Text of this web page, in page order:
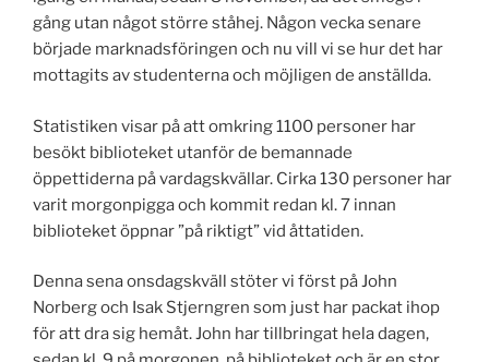
gång utan något större ståhej. Någon vecka senare
började marknadsföringen och nu vill vi se hur det har
mottagits av studenterna och möjligen de anställda.
Statistiken visar på att omkring 1100 personer har
besökt biblioteket utanför de bemannade
öppettiderna på vardagskvällar. Cirka 130 personer har
varit morgonpigga och kommit redan kl. 7 innan
biblioteket öppnar ”på riktigt” vid åttatiden.
Denna sena onsdagskväll stöter vi först på John
Norberg och Isak Stjerngren som just har packat ihop
för att dra sig hemåt. John har tillbringat hela dagen,